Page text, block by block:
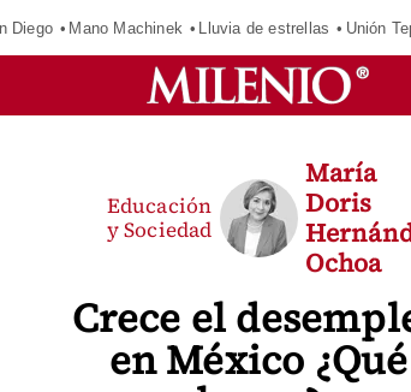
Diego Mano Machinek Lluvia de estrellas Unión
Crece el
en México ¿Qué
Educación
y Sociedad
María
Doris
Ochoa